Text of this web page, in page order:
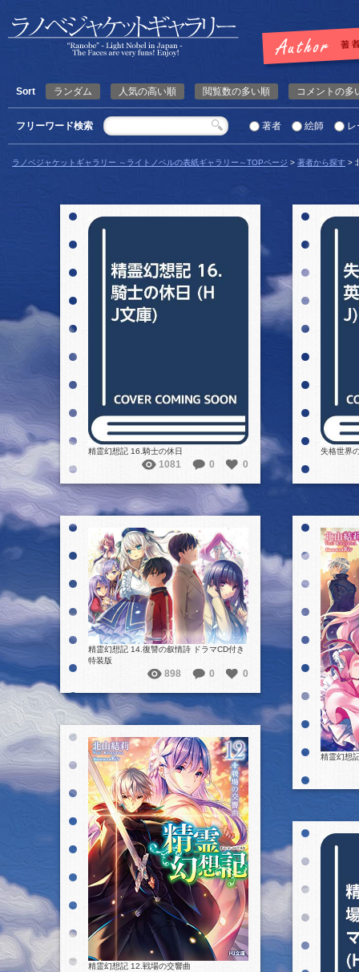
Sort ランダム 人気の高い順 閲覧数の多い順 コメントの多
フリーワード検索 著者 絵師 レ
ラノベジャケットギャラリー ～ライトノベルの表紙ギャラリー～TOPページ > 著者から探す >
精霊幻想記 16.騎士の休日
1081 0 0
失格世界
詳細を見る
精霊幻想記 14.復讐の叙情詩 ドラマCD付き
特装版
898 0 0
精霊幻想
詳細を見る
精霊幻想記 12.戦場の交響曲